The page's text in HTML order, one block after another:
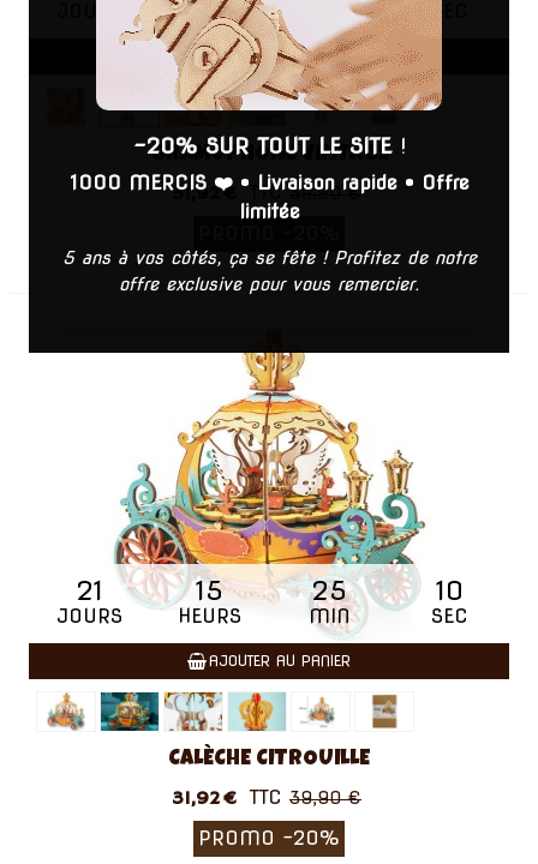
AJOUTER AU PANIER
HEURS MIN SEC
GRAMOPHONE VINTAGE
31,92 € TTC 39,90 €
AJOUTER AU PANIER
21
JOURS
15
HEURS
25
MIN
09
SEC
CALÈCHE CITROUILLE
31,92 € TTC 39,90 €
PROMO -20%
-20% SUR TOUT LE SITE!
1000 MERCIS ❤️• Livraison rapide• Offre
limitée
5 ans à vos côtés, ça se fête ! Profitez de notre
offre exclusive pour vous remercier.